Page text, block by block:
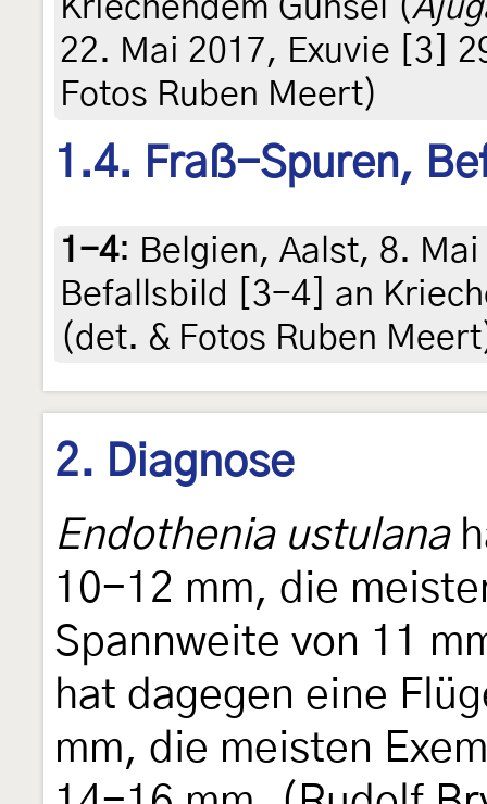
Kriechendem Günsel (
22. Mai 2017, Exuvie [3]
Fotos Ruben Meert)
1.4. Fraß-Spuren,
1-4: Belgien, Aalst, 8.
Befallsbild [3-4] an
(det. & Fotos Ruben
2. Diagnose
Endothenia ustulana
10-12 mm, die
Spannweite von 11
hat dagegen eine
mm, die meisten